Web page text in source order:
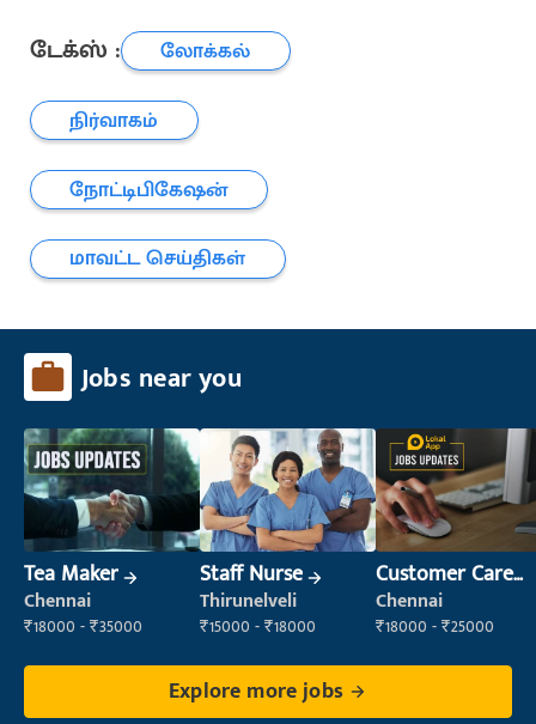
டேக்ஸ் :
லோக்கல்
நிர்வாகம்
நோட்டிபிகேஷன்
மாவட்ட செய்திகள்
Jobs near you
Tea Maker
Chennai
₹18000 - ₹35000
Staff Nurse
Thirunelveli
₹15000 - ₹18000
Customer Care
Executive
Chennai
₹18000 - ₹25000
Explore more jobs